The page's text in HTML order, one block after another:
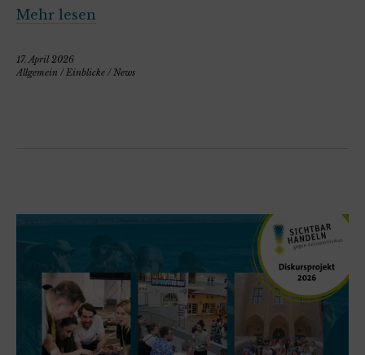
Mehr lesen
17. April 2026
Allgemein /Einblicke /News